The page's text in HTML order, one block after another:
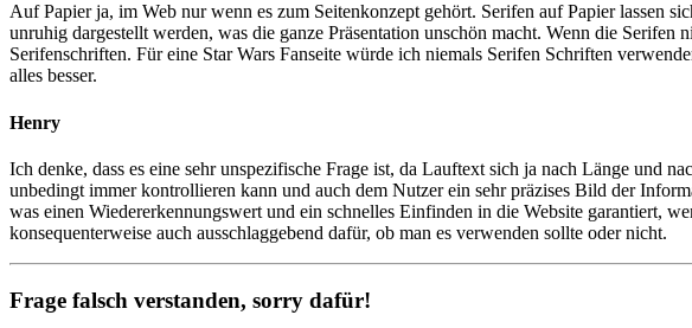
Auf Papier ja, im Web nur wenn es zum Seitenkonzept gehört. Serifen auf Papier lassen
unruhig dargestellt werden, was die ganze Präsentation unschön macht. Wenn die
Serifenschriften. Für eine Star Wars Fanseite würde ich niemals Serifen Schriften
alles besser.
Henry
Ich denke, dass es eine sehr unspezifische Frage ist, da Lauftext sich ja nach Länge und
unbedingt immer kontrollieren kann und auch dem Nutzer ein sehr präzises Bild der
was einen Wiedererkennungswert und ein schnelles Einfinden in die Website garantiert,
konsequenterweise auch ausschlaggebend dafür, ob man es verwenden sollte oder nicht.
Frage falsch verstanden, sorry dafür!